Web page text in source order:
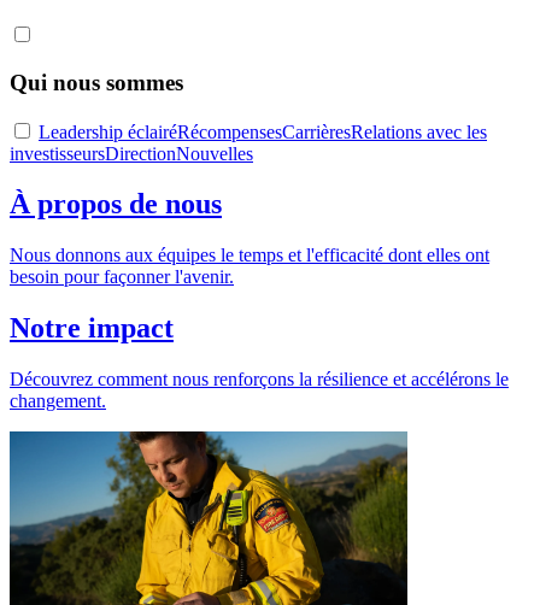
Qui nous sommes
Leadership éclairéRécompensesCarrièresRelations avec les
investisseursDirectionNouvelles
À propos de nous
Nous donnons aux équipes le temps et l'efficacité dont elles ont
besoin pour façonner l'avenir.
Notre impact
Découvrez comment nous renforçons la résilience et accélérons le
changement.